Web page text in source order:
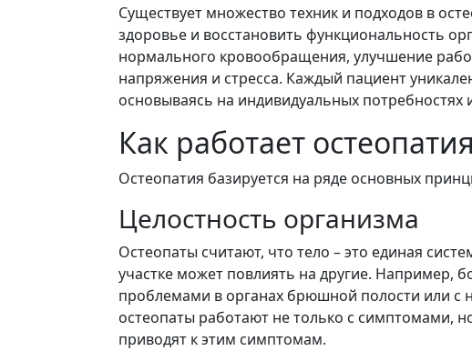
Существует множество техник и подходов в
здоровье и восстановить функциональность
нормального кровообращения, улучшение
напряжения и стресса. Каждый пациент
основываясь на индивидуальных потребностях
Как работает
Остеопатия базируется на ряде основных
Целостность организма
Остеопаты считают, что тело – это единая
участке может повлиять на другие. Например,
проблемами в органах брюшной полости или с
остеопаты работают не только с симптомами,
приводят к этим симптомам.